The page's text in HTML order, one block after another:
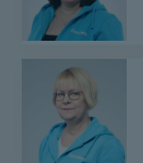
Räisänen-
Ojapalo